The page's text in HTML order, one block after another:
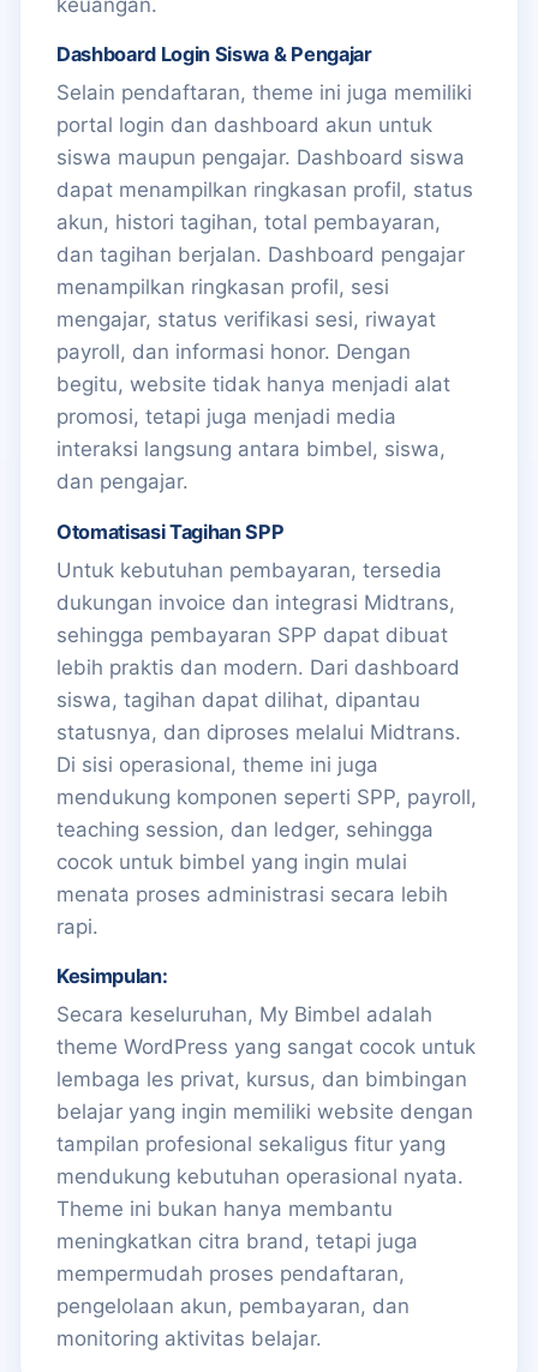
Dashboard Login Siswa & Pengajar
Selain pendaftaran, theme ini juga memiliki
portal login dan dashboard akun untuk
siswa maupun pengajar. Dashboard siswa
dapat menampilkan ringkasan profil, status
akun, histori tagihan, total pembayaran,
dan tagihan berjalan. Dashboard pengajar
menampilkan ringkasan profil, sesi
mengajar, status verifikasi sesi, riwayat
payroll, dan informasi honor. Dengan
begitu, website tidak hanya menjadi alat
promosi, tetapi juga menjadi media
interaksi langsung antara bimbel, siswa,
dan pengajar.
Otomatisasi Tagihan SPP
Untuk kebutuhan pembayaran, tersedia
dukungan invoice dan integrasi Midtrans,
sehingga pembayaran SPP dapat dibuat
lebih praktis dan modern. Dari dashboard
siswa, tagihan dapat dilihat, dipantau
statusnya, dan diproses melalui Midtrans.
Di sisi operasional, theme ini juga
mendukung komponen seperti SPP, payroll,
teaching session, dan ledger, sehingga
cocok untuk bimbel yang ingin mulai
menata proses administrasi secara lebih
rapi.
Kesimpulan:
Secara keseluruhan, My Bimbel adalah
theme WordPress yang sangat cocok untuk
lembaga les privat, kursus, dan bimbingan
belajar yang ingin memiliki website dengan
tampilan profesional sekaligus fitur yang
mendukung kebutuhan operasional nyata.
Theme ini bukan hanya membantu
meningkatkan citra brand, tetapi juga
mempermudah proses pendaftaran,
pengelolaan akun, pembayaran, dan
monitoring aktivitas belajar.